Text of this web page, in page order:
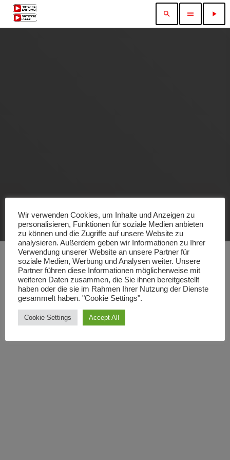
search menu play_arrow
Wir verwenden Cookies, um Inhalte und Anzeigen zu
personalisieren, Funktionen für soziale Medien anbieten
zu können und die Zugriffe auf unsere Website zu
analysieren. Außerdem geben wir Informationen zu Ihrer
Verwendung unserer Website an unsere Partner für
soziale Medien, Werbung und Analysen weiter. Unsere
Partner führen diese Informationen möglicherweise mit
weiteren Daten zusammen, die Sie ihnen bereitgestellt
haben oder die sie im Rahmen Ihrer Nutzung der Dienste
gesammelt haben. "Cookie Settings".
Cookie Settings Accept All